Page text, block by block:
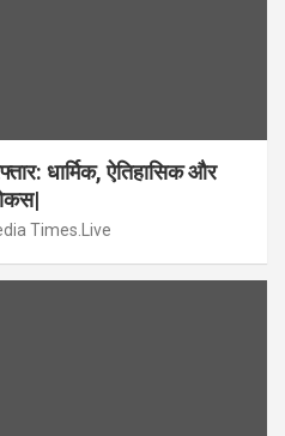
धार्मिक, ऐतिहासिक और
Times.Live